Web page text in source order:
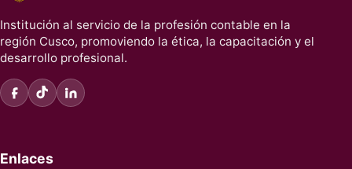
Institución al servicio de la profesión contable en la
región Cusco, promoviendo la ética, la capacitación y el
desarrollo profesional.
Enlaces